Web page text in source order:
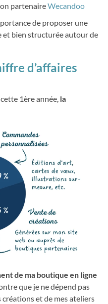
partenaireWecandoo
de proposer une
et bien structurée autour de
d’affaires
1ère année, la
de ma boutique en ligne
que je ne dépend pas
et de mes ateliers